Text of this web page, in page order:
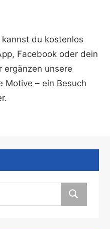
du kostenlos
Facebook oder dein
ergänzen unsere
Motive – ein Besuch